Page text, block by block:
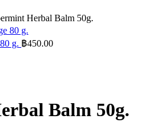
Herbal Balm 50g.
g. ฿450.00
Balm 50g.